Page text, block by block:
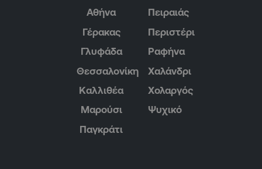
Αθήνα
Γέρακας
Γλυφάδα
Θεσσαλονίκη
Καλλιθέα
Μαρούσι
Παγκράτι
Πειραιάς
Περιστέρι
Ραφήνα
Χαλάνδρι
Χολαργός
Ψυχικό